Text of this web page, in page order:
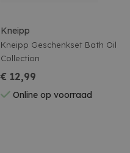
Kneipp
Kneipp Geschenkset Bath Oil
Collection
€ 12,99
Online op voorraad